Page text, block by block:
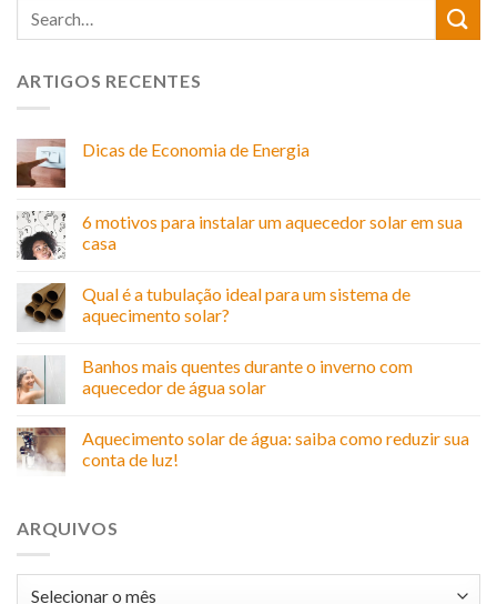
ARTIGOS RECENTES
Dicas de Economia de Energia
6 motivos para instalar um aquecedor solar em sua
casa
Qual é a tubulação ideal para um sistema de
aquecimento solar?
Banhos mais quentes durante o inverno com
aquecedor de água solar
Aquecimento solar de água: saiba como reduzir sua
conta de luz!
ARQUIVOS
Arquivos